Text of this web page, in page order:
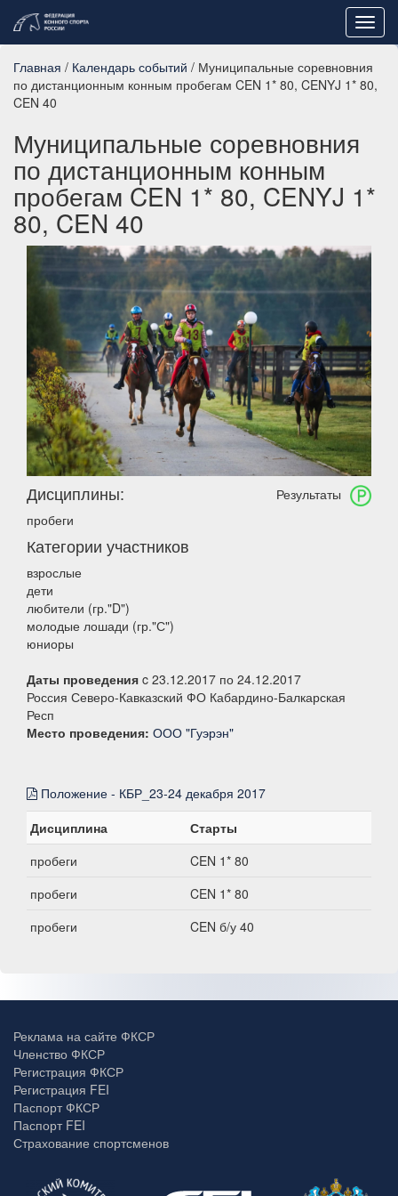
Главная / Календарь событий / Муниципальные соревновния
по дистанционным конным пробегам CEN 1* 80, CENYJ 1* 80,
CEN 40
Муниципальные соревновния
по дистанционным конным
пробегам CEN 1* 80, CENYJ 1*
80, CEN 40
Результаты
Дисциплины:
пробеги
Категории участников
взрослые
дети
любители (гр."D")
молодые лошади (гр."С")
юниоры
Даты проведения c 23.12.2017 по 24.12.2017
Россия Северо-Кавказский ФО Кабардино-Балкарская
Респ
Место проведения: ООО "Гуэрэн"
Положение - КБР_23-24 декабря 2017
Дисциплина
Старты
пробеги
CEN 1* 80
пробеги
CEN 1* 80
пробеги
CEN б/у 40
Реклама на сайте ФКСР
Членство ФКСР
Регистрация ФКСР
Регистрация FEI
Паспорт ФКСР
Паспорт FEI
Страхование спортсменов